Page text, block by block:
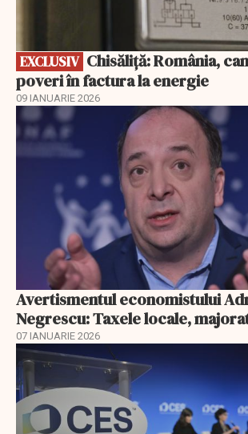
EXCLUSIV
poveri în factura la energie
09 IANUARIE 2026
Avertismentul economistului
Negrescu: Taxele locale,
07 IANUARIE 2026